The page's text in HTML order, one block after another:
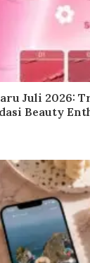
Juli 2026:
Beauty